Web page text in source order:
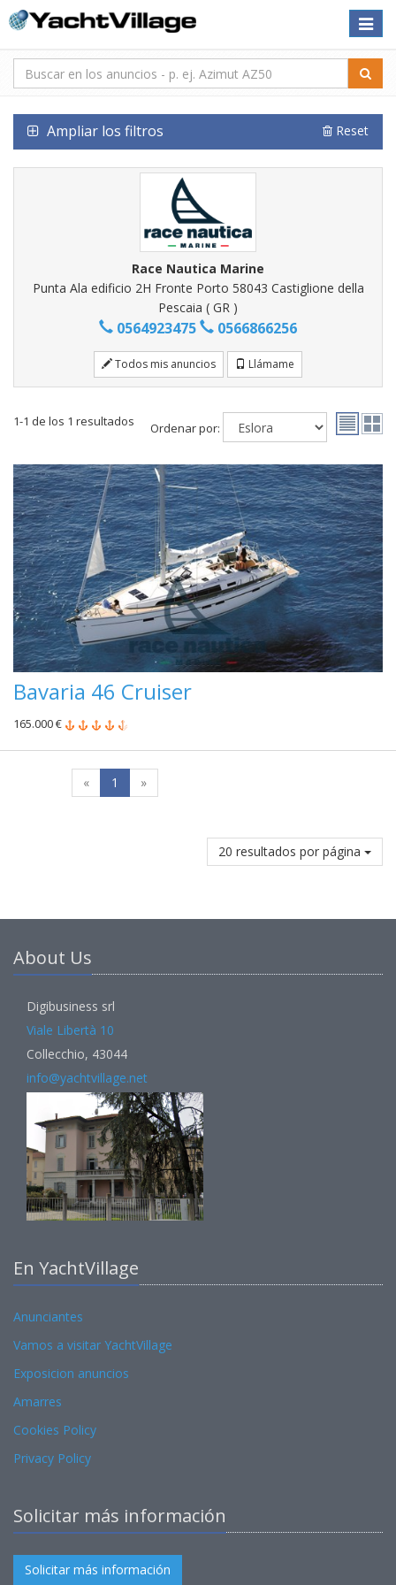
Toggle
Ampliar los filtros Reset
Race Nautica Marine
Punta Ala edificio 2H Fronte Porto 58043 Castiglione della
Pescaia ( GR )
0564923475 0566866256
Todos mis anuncios Llámame
1-1 de los 1 resultados Ordenar por:
Bavaria 46 Cruiser
165.000 €
« 1 »
20 resultados por página
About Us
Digibusiness srl
Viale Libertà 10
Collecchio, 43044
info@yachtvillage.net
En YachtVillage
Anunciantes
Vamos a visitar YachtVillage
Exposicion anuncios
Amarres
Cookies Policy
Privacy Policy
Solicitar más información
Solicitar más información